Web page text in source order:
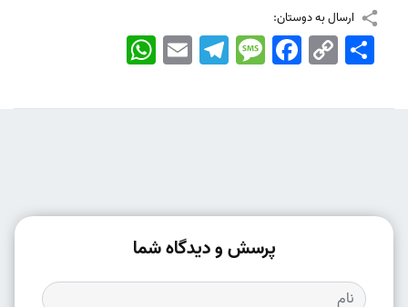
ارسال به دوستان:
WhatsApp EmailTelegramMessageFacebook Copy
Link
اشتراک
پرسش و دیدگاه شما